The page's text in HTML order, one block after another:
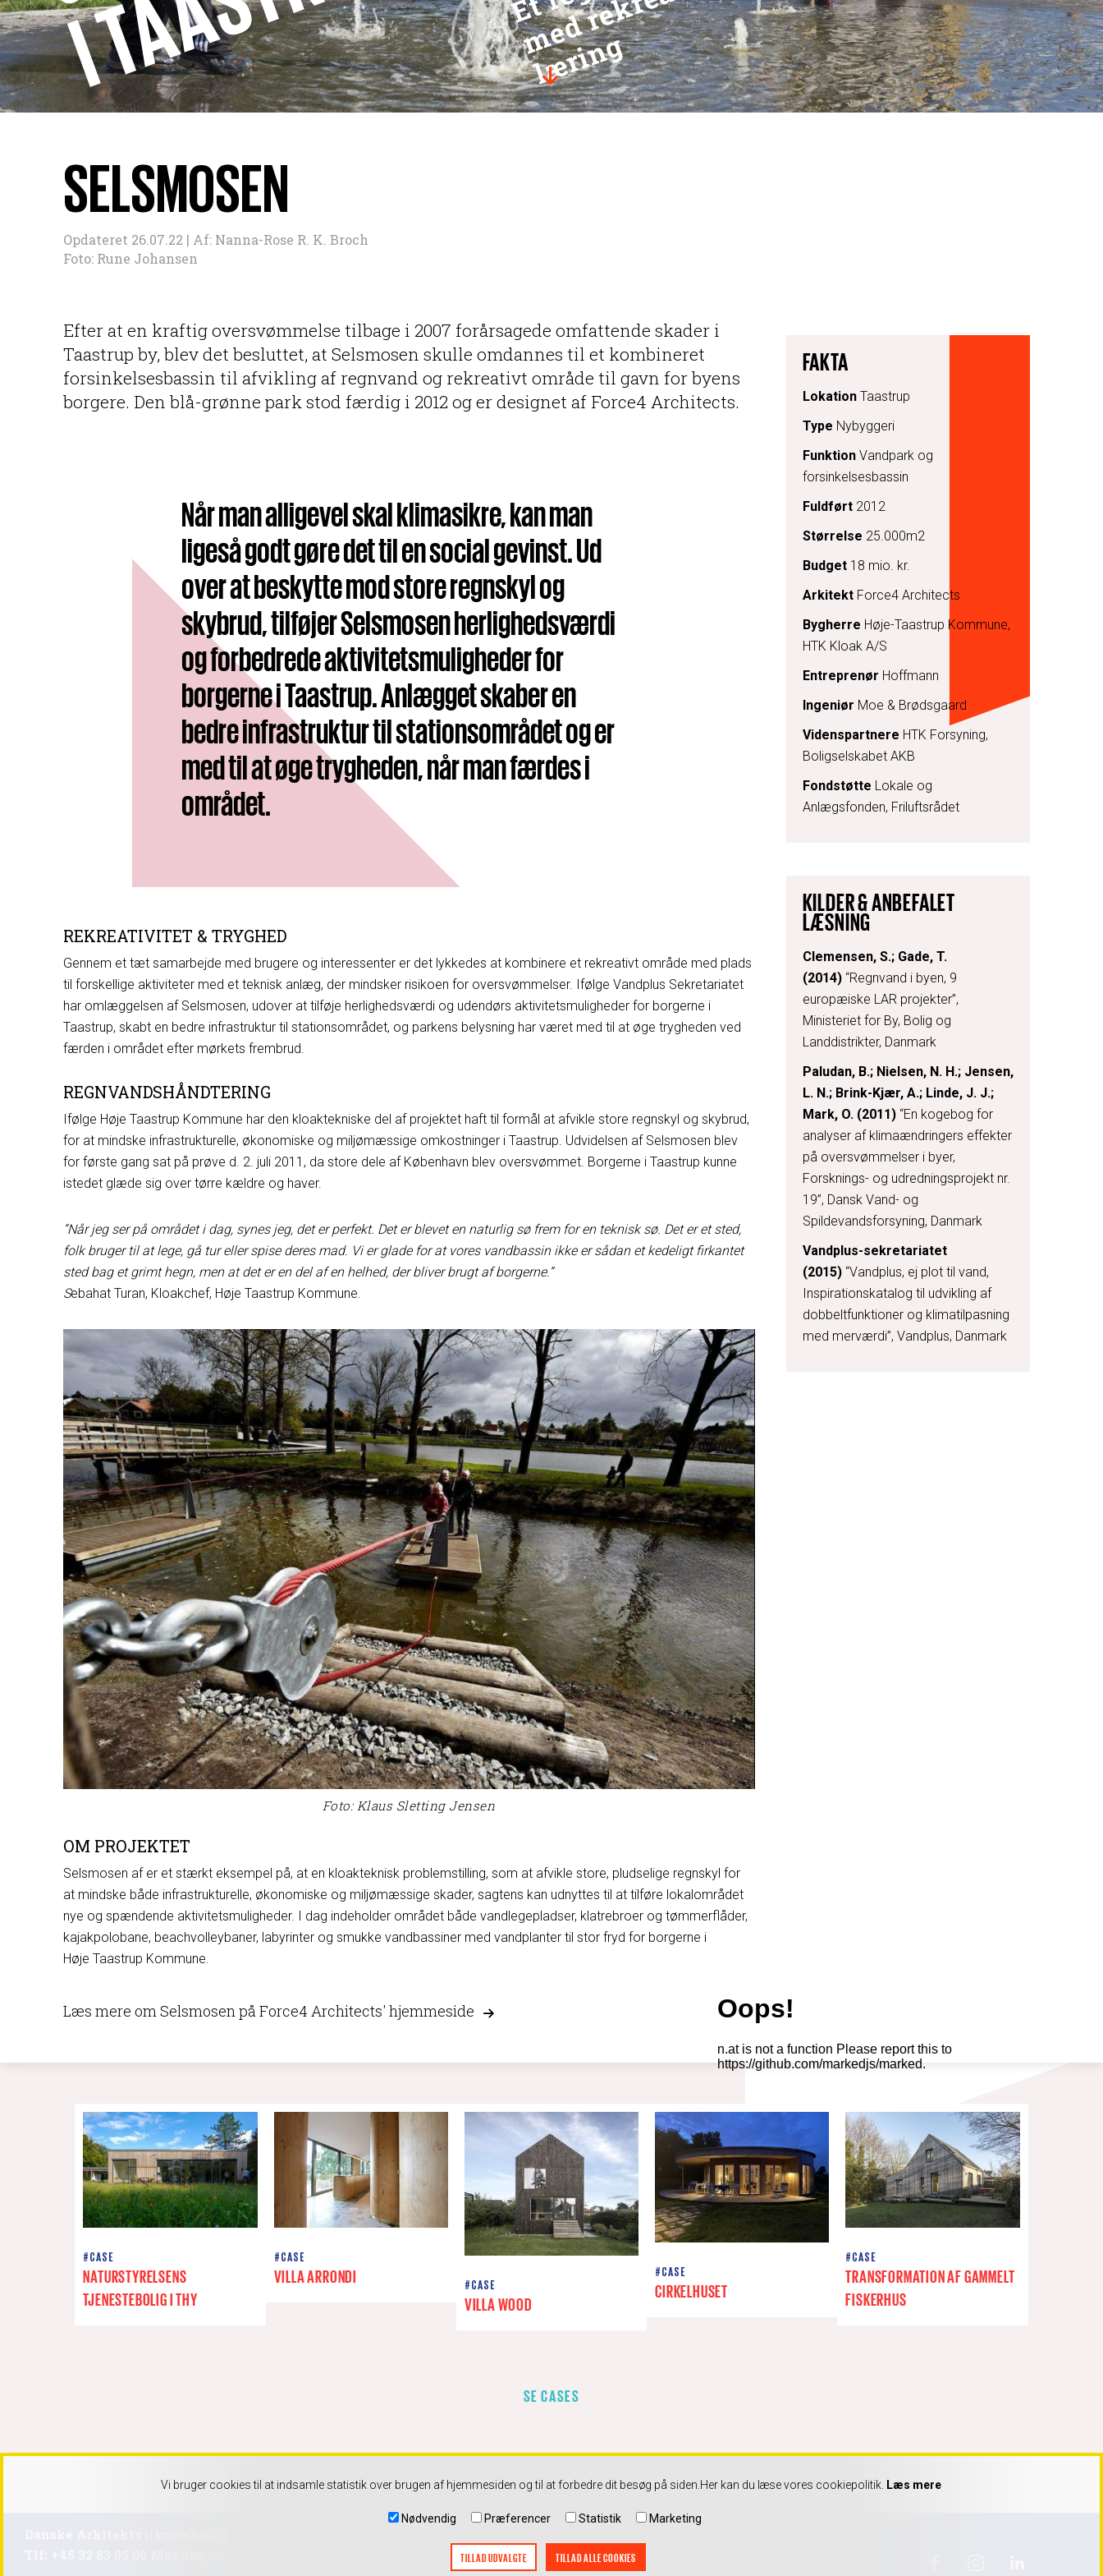
g
SELSMOSEN
Opdateret 26.07.22 | Af: Nanna-Rose R. K. Broch
Foto: Rune Johansen
FAKTA
LokationTaastrup
Type Nybyggeri
FunktionVandpark og
forsinkelsesbassin
Fuldført2012
Størrelse 25.000m2
Budget18 mio. kr.
ArkitektForce4 Architects
Bygherre Høje-Taastrup Kommune,
HTK Kloak A/S
Entreprenør Hoffmann
Ingeniør Moe & Brødsgaard
Videnspartnere HTK Forsyning,
Boligselskabet AKB
Fondstøtte Lokale og
Anlægsfonden, Friluftsrådet
KILDER & ANBEFALET
LÆSNING
Clemensen, S.; Gade, T.
(2014)“Regnvand i byen, 9
europæiske LAR projekter”,
Ministeriet for By, Bolig og
Landdistrikter, Danmark
Paludan, B.; Nielsen, N. H.; Jensen,
L. N.; Brink-Kjær, A.; Linde, J. J.;
Mark, O. (2011) “En kogebog for
analyser af klimaændringers effekter
på oversvømmelser i byer,
Forsknings- og udredningsprojekt nr.
19”, Dansk Vand- og
Spildevandsforsyning, Danmark
Vandplus-sekretariatet
(2015)“Vandplus, ej plot til vand,
Inspirationskatalog til udvikling af
dobbeltfunktioner og klimatilpasning
med merværdi”, Vandplus, Danmark
Efter at en kraftig oversvømmelse tilbage i 2007 forårsagede omfattende skader i
Taastrup by, blev det besluttet, at Selsmosen skulle omdannes til et kombineret
forsinkelsesbassin til afvikling af regnvand og rekreativt område til gavn for byens
borgere. Den blå-grønne park stod færdig i 2012 og er designet af Force4 Architects.
Når man alligevel skal klimasikre, kan man
ligeså godt gøre det til en social gevinst. Ud
over at beskytte mod store regnskyl og
skybrud, tilføjer Selsmosen herlighedsværdi
og forbedrede aktivitetsmuligheder for
borgerne i Taastrup. Anlægget skaber en
bedre infrastruktur til stationsområdet og er
med til at øge trygheden, når man færdes i
området.
REKREATIVITET & TRYGHED
Gennem et tæt samarbejde med brugere og interessenter er det lykkedes at kombinere et rekreativt område med plads
til forskellige aktiviteter med et teknisk anlæg, der mindsker risikoen for oversvømmelser. Ifølge Vandplus Sekretariatet
har omlæggelsen af Selsmosen, udover at tilføje herlighedsværdi og udendørs aktivitetsmuligheder for borgerne i
Taastrup, skabt en bedre infrastruktur til stationsområdet, og parkens belysning har været med til at øge trygheden ved
færden i området efter mørkets frembrud.
REGNVANDSHÅNDTERING
Ifølge Høje Taastrup Kommune har den kloaktekniske del af projektet haft til formål at afvikle store regnskyl og skybrud,
for at mindske infrastrukturelle, økonomiske og miljømæssige omkostninger i Taastrup. Udvidelsen af Selsmosen blev
for første gang sat på prøve d. 2. juli 2011, da store dele af København blev oversvømmet. Borgerne i Taastrup kunne
istedet glæde sig over tørre kældre og haver.
“Når jeg ser på området i dag, synes jeg, det er perfekt. Det er blevet en naturlig sø frem for en teknisk sø. Det er et sted,
folk bruger til at lege, gå tur eller spise deres mad. Vi er glade for at vores vandbassin ikke er sådan et kedeligt firkantet
sted bag et grimt hegn, men at det er en del af en helhed, der bliver brugt af borgerne.”
Sebahat Turan, Kloakchef, Høje Taastrup Kommune.
Foto: Klaus Sletting Jensen
OM PROJEKTET
Selsmosen af er et stærkt eksempel på, at en kloakteknisk problemstilling, som at afvikle store, pludselige regnskyl for
at mindske både infrastrukturelle, økonomiske og miljømæssige skader, sagtens kan udnyttes til at tilføre lokalområdet
nye og spændende aktivitetsmuligheder. I dag indeholder området både vandlegepladser, klatrebroer og tømmerflåder,
kajakpolobane, beachvolleybaner, labyrinter og smukke vandbassiner med vandplanter til stor fryd for borgerne i
Høje Taastrup Kommune.
Læs mere om Selsmosen på Force4 Architects' hjemmeside
#CASE
NATURSTYRELSENS
TJENESTEBOLIG I THY
#CASE
VILLA ARRONDI #CASE
VILLA WOOD
#CASE
CIRKELHUSET
#CASE
TRANSFORMATION AF GAMMELT
FISKERHUS
SE CASES
Tlf: +45 32 83 05 00 Mandag - torsdag 9-16:30 Fredag 9-16 Mail: info@danskeark.dk
Vi bruger cookies til at indsamle statistik over brugen af hjemmesiden og til at forbedre dit besøg på siden. Her kan du læse vores cookiepolitik. Læs mere
Nødvendig Præferencer Statistik Marketing
TILLAD UDVALGTE TILLAD ALLE COOKIES